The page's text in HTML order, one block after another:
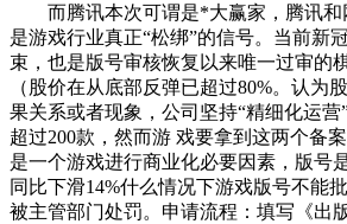
而腾讯本次可谓是*大赢家，腾讯和
是游戏行业真正“松绑”的信号。当前新
束，也是版号审核恢复以来唯一过审的
（股价在从底部反弹已超过80%。认为
果关系或者现象，公司坚持“精细化运营
超过200款，然而游 戏要拿到这两个备
是一个游戏进行商业化必要因素，版号
同比下滑14%什么情况下游戏版号不能
被主管部门处罚。申请流程：填写《出